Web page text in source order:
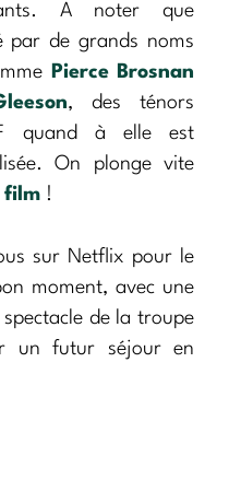
A noter que
par de grands noms
Pierce Brosnan
, des ténors
quand à elle est
On plonge vite
film !
sur Netflix pour le
moment, avec une
de la troupe
un futur séjour en